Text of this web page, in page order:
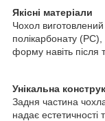
Якісні матеріали
Чохол виготовлений
полікарбонату (PC),
форму навіть після
Унікальна
Задня частина
надає